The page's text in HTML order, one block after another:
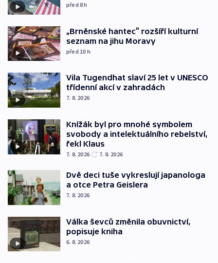
před 8h
„Brněnské hantec“ rozšíří kulturní
seznam na jihu Moravy
před 10 h
Vila Tugendhat slaví 25 let v UNESCO
třídenní akcí v zahradách
7. 8. 2026
Knížák byl pro mnohé symbolem
svobody a intelektuálního rebelství,
řekl Klaus
7. 8. 2026 7. 8. 2026
Dvě deci tuše vykreslují japanologa
a otce Petra Geislera
7. 8. 2026
Válka ševců změnila obuvnictví,
popisuje kniha
6. 8. 2026